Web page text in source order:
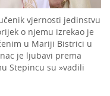
vjernosti jedinstvu
o njemu izrekao je
u Mariji Bistrici u
je ljubavi prema
Stepincu su »vadili